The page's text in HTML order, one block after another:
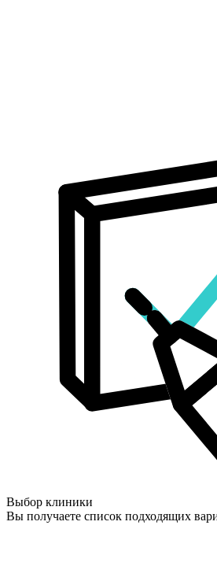
Выбор клиники
Вы получаете список подходящих